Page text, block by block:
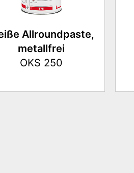
Allroundpaste,
metallfrei
OKS 250